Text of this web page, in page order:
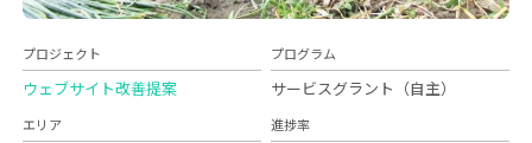
プロジェクト
ウェブサイト改善提案
プログラム
サービスグラント（自主）
エリア 進捗率